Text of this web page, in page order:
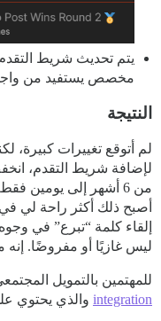
يتم تحديث شريط
مخصص يستفيد من
النتيجة
لم أتوقع تغييرات كبيرة،
لإضافة شريط التقدم،
من 6 أشهر إلى يومين فقط!
أصبح ذلك أكثر راحة لي
إلقاء كلمة “تبرع” في
ليس غازيًا أو مفروضًا. إنه
للمهتمين بالتمويل
integration والذي يحتوي